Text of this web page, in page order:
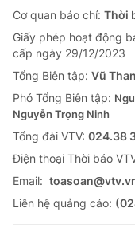
Cơ quan báo chí: Thời
Giấy phép hoạt động
cấp ngày 29/12/2023
Tổng Biên tập: Vũ
Phó Tổng Biên tập:
Nguyễn Trọng Ninh
Tổng đài VTV: 024.38
Ðiện thoại Thời báo
Email:
Liên hệ quảng cáo: